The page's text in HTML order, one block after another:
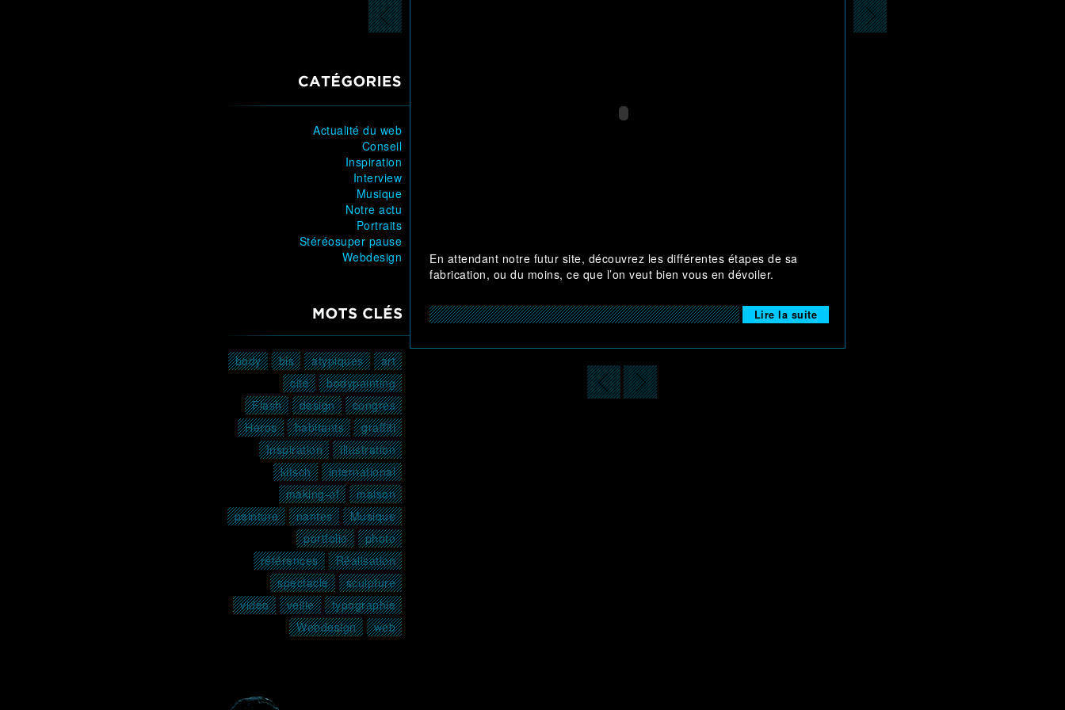
CATÉGORIES
Actualité du web
Conseil
Inspiration
Interview
Musique
Notre actu
Portraits
Stéréosuper pause
Webdesign
MOTS CLÉS
art
atypiques
bis
body
bodypainting
cité
congrès
design
Flash
graffiti
habitants
Héros
illustration
Inspiration
international
kitsch
maison
making-of
Musique
nantes
peinture
photo
portfolio
Réalisation
références
sculpture
spectacle
typographie
veille
vidéo
web
Webdesign
En attendant notre futur site, découvrez les différentes étapes de sa
fabrication, ou du moins, ce que l’on veut bien vous en dévoiler.
Lire la suite